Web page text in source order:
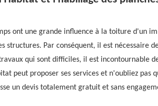
ont une grande influence à la toiture d'un
structures. Par conséquent, il est nécessaire
qui sont difficiles, il est incontournable
peut proposer ses services et n'oubliez
un devis totalement gratuit et sans